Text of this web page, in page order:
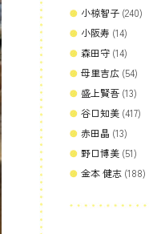
小椋智子 (240)
小阪寿 (14)
森田守 (14)
母里吉広 (54)
盛上賢吾 (13)
谷口知美 (417)
赤田晶 (13)
野口博美 (51)
金本 健志 (188)